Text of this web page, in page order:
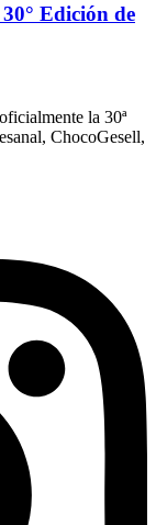
Edición de
la 30ª
ChocoGesell,